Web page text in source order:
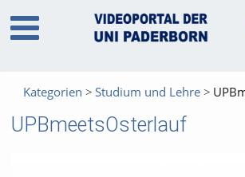
Kategorien Studium und Lehre
UPBmeetsOsterlauf